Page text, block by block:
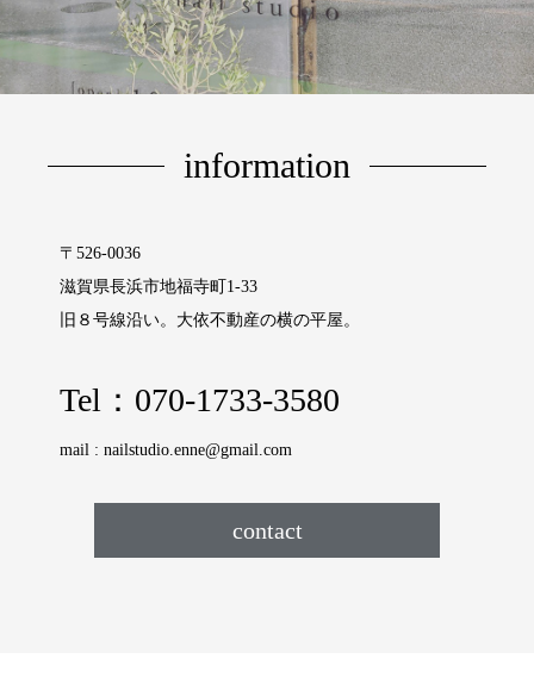
information
〒526-0036
滋賀県長浜市地福寺町1‐33
旧８号線沿い。大依不動産の横の平屋。
Tel： 070-1733-3580
mail : nailstudio.enne@gmail.com
contact